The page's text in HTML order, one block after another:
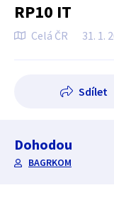
RP10 IT
Celá ČR 31. 1.
Sdílet
Dohodou
BAGRKOM